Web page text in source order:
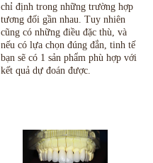
chỉ định trong những trường hợp
tương đối gần nhau. Tuy nhiên
cũng có những điều đặc thù, và
nếu có lựa chọn đúng đắn, tinh tế
bạn sẽ có 1 sản phẩm phù hợp với
kết quả dự đoán được.